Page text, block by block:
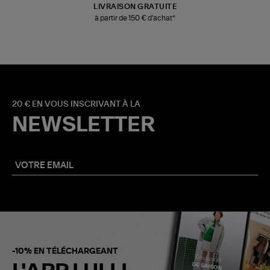
LIVRAISON GRATUITE
à partir de 150 € d'achat*
20 € EN VOUS INSCRIVANT À LA
NEWSLETTER
-10% EN TÉLÉCHARGEANT